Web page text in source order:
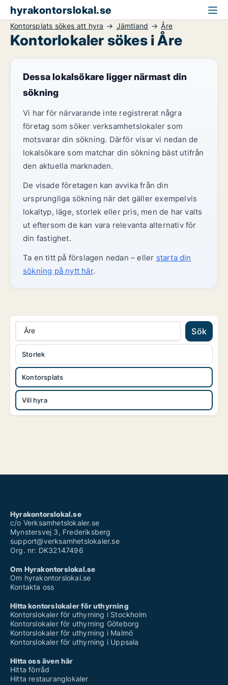
hyrakontorslokal.se
Kontorsplats sökes att hyra Jämtland Åre
Kontorlokaler sökes i Åre
Dessa lokalsökare ligger närmast din
sökning
Vi har för närvarande inte registrerat några
företag som söker verksamhetslokaler som
motsvarar din sökning. Därför visar vi nedan de
lokalsökare som matchar din sökning bäst utifrån
den aktuella marknaden.
De visade företagen kan avvika från din
ursprungliga sökning när det gäller exempelvis
lokaltyp, läge, storlek eller pris, men de har valts
ut eftersom de kan vara relevanta alternativ för
din fastighet.
Ta en titt på förslagen nedan – eller starta din
sökning på nytt här.
Åre Sök
Kontorsplats
Vill hyra
Storlek
Hyrakontorslokal.se
c/o Verksamhetslokaler.se
Mynstersvej 3, Frederiksberg
support@verksamhetslokaler.se
Org. nr: DK32147496
Om Hyrakontorslokal.se
Om hyrakontorslokal.se
Kontakta oss
Hitta kontorslokaler för uthyrning
Kontorslokaler för uthyrning i Stockholm
Kontorslokaler för uthyrning Göteborg
Kontorslokaler för uthyrning i Malmö
Kontorslokaler för uthyrning i Uppsala
Hitta oss även här
Hitta förråd
Hitta restauranglokaler